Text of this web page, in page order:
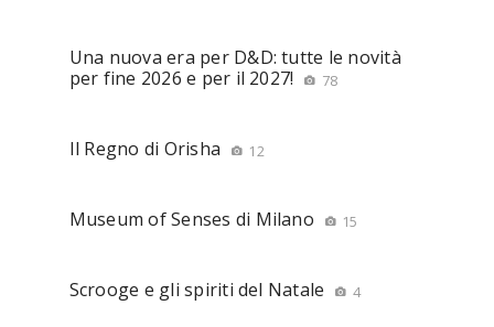
Una nuova era per D&D: tutte le novità
per fine 2026 e per il 2027!
78
Il Regno di Orisha 12
Museum of Senses di Milano 15
Scrooge e gli spiriti del Natale 4